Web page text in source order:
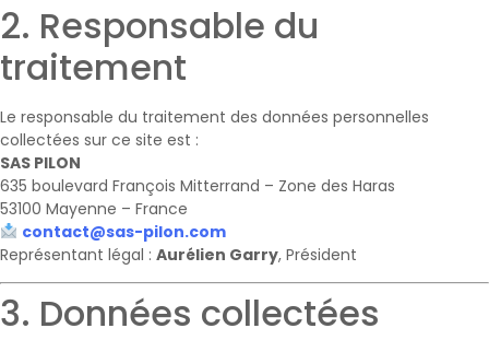
2. Responsable du
traitement
Le responsable du traitement des données personnelles
collectées sur ce site est :
SAS PILON
635 boulevard François Mitterrand – Zone des Haras
53100 Mayenne – France
contact@sas-pilon.com
Représentant légal : Aurélien Garry, Président
3. Données collectées